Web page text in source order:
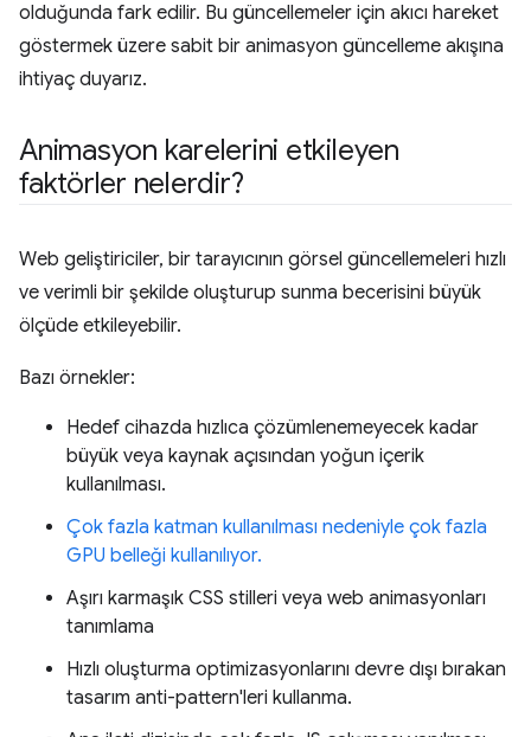
olduğunda fark edilir. Bu güncellemeler için akıcı hareket
göstermek üzere sabit bir animasyon güncelleme akışına
ihtiyaç duyarız.
Animasyon karelerini etkileyen
faktörler nelerdir?
Web geliştiriciler, bir tarayıcının görsel güncellemeleri hızlı
ve verimli bir şekilde oluşturup sunma becerisini büyük
ölçüde etkileyebilir.
Bazı örnekler:
Hedef cihazda hızlıca çözümlenemeyecek kadar
büyük veya kaynak açısından yoğun içerik
kullanılması.
Çok fazla katman kullanılması nedeniyle çok fazla
GPU belleği kullanılıyor.
Aşırı karmaşık CSS stilleri veya web animasyonları
tanımlama
Hızlı oluşturma optimizasyonlarını devre dışı bırakan
tasarım anti-pattern'leri kullanma.